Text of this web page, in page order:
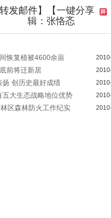
转发邮件】
【一键分享
辑：张恪忞
恢复植被4600余亩
前将迁新居
扬 创历史最好成绩
大生态战略地位优势
区森林防火工作纪实